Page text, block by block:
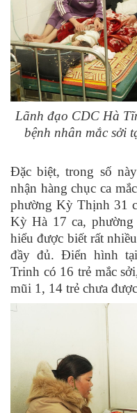
Lãnh đạo CDC Hà
bệnh nhân mắc sởi
Đặc biệt, trong số
nhận hàng chục ca
phường Kỳ Thịnh 31
Kỳ Hà 17 ca,
hiểu được biết rất
đầy đủ. Điển hình
Trinh có 16 trẻ mắc
mũi 1, 14 trẻ chưa